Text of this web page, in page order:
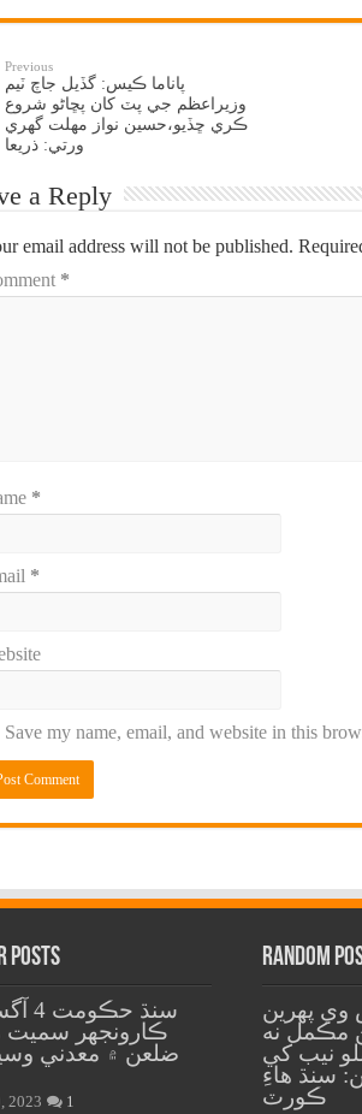
Previous
پاناما ڪيس: گڏيل جاچ ٽيم
وزيراعظم جي پٽ کان پڇاڻو شروع
ڪري ڇڏيو،حسين نواز مهلت گهري
ورتي: ذريعا
a Reply
email address will not be published.
*
*
*
Save my name, email, and website in this
Posts
سنڌ
ڪارونجهر سميت
ضلعن ۾ معدني
2023 1
Random
وي پهرين
تائين مڪمل نه
نيب کي
سنڌ هاءِ
ڪورٽ